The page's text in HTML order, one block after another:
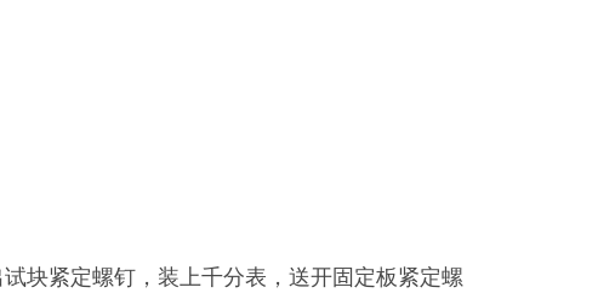
块紧定螺钉，装上千分表，送开固定板紧定螺